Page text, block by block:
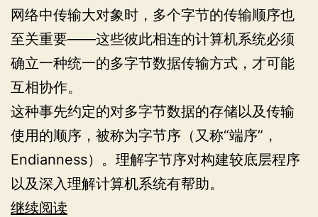
网络中传输大对象时，多个字节的传输顺序也
至关重要——这些彼此相连的计算机系统必须
确立一种统一的多字节数据传输方式，才可能
互相协作。
这种事先约定的对多字节数据的存储以及传输
使用的顺序，被称为字节序（又称“端序”，
Endianness）。理解字节序对构建较底层程序
以及深入理解计算机系统有帮助。
继续阅读